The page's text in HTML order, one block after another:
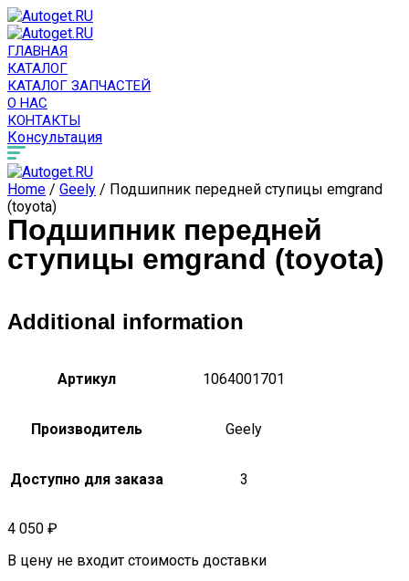
ГЛАВНАЯ
КАТАЛОГ
КАТАЛОГ ЗАПЧАСТЕЙ
О НАС
КОНТАКТЫ
Консультация
Home / Geely / Подшипник передней ступицы emgrand
(toyota)
Подшипник передней
ступицы emgrand (toyota)
Additional information
Артикул 1064001701
Производитель Geely
Доступно для заказа 3
4 050 ₽
В цену не входит стоимость доставки